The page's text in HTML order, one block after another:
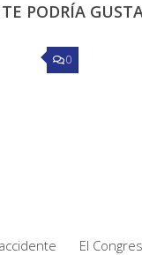
PODRÍA
0
El